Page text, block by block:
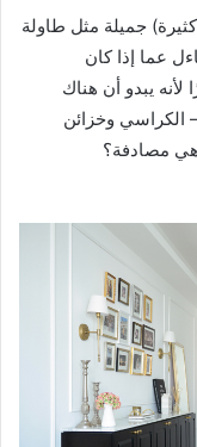
جميلة مثل طاولة
عما إذا كان
يبدو أن هناك
الكراسي وخزائن
هي مصادفة؟